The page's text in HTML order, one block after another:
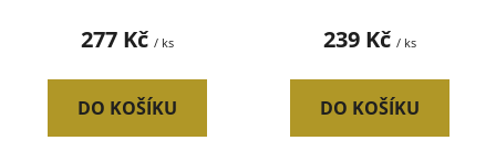
277 Kč / ks
DO KOŠÍKU
239 Kč / ks
DO KOŠÍKU